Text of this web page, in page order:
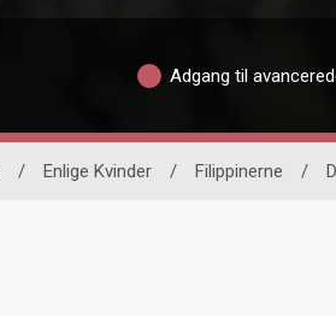
Adgang til
/ Enlige Kvinder / Filippinerne /